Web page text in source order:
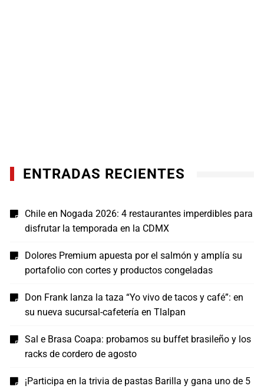
ENTRADAS RECIENTES
Chile en Nogada 2026: 4 restaurantes imperdibles para
disfrutar la temporada en la CDMX
Dolores Premium apuesta por el salmón y amplía su
portafolio con cortes y productos congeladas
Don Frank lanza la taza “Yo vivo de tacos y café”: en
su nueva sucursal-cafetería en Tlalpan
Sal e Brasa Coapa: probamos su buffet brasileño y los
racks de cordero de agosto
¡Participa en la trivia de pastas Barilla y gana uno de 5